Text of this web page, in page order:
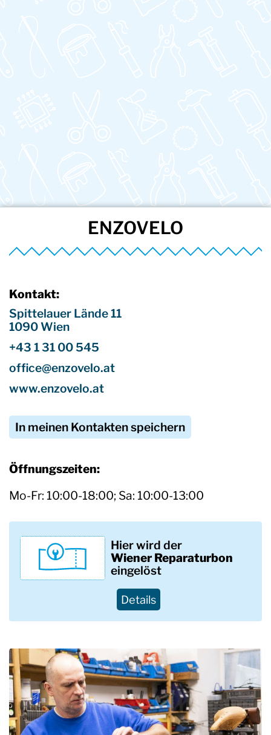
ENZOVELO
Kontakt:
Spittelauer Lände 11
1090 Wien
+43 1 31 00 545
office@enzovelo.at
www.enzovelo.at
In meinen Kontakten speichern
Öffnungszeiten:
Mo-Fr: 10:00-18:00; Sa: 10:00-13:00
Hier wird der
Wiener Reparaturbon
eingelöst
Details